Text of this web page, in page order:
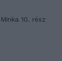
Minka 10. rész